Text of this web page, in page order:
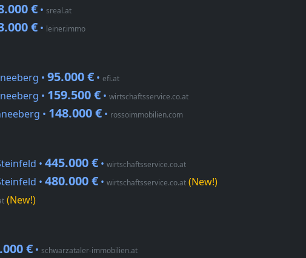
€ • sreal.at
€ • leiner.immo
• 95.000 € • efi.at
• 159.500 € • wirtschaftsservice.co.at
• 148.000 € • rossoimmobilien.com
• 445.000 € • wirtschaftsservice.co.at
• 480.000 € • wirtschaftsservice.co.at (New!)
(New!)
€ • schwarzataler-immobilien.at